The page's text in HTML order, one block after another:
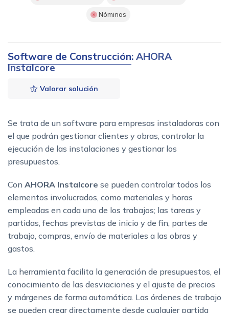
Nóminas
Software de Construcción: AHORA
Instalcore
Valorar solución
Se trata de un software para empresas instaladoras con
el que podrán gestionar clientes y obras, controlar la
ejecución de las instalaciones y gestionar los
presupuestos.
Con AHORA Instalcore se pueden controlar todos los
elementos involucrados, como materiales y horas
empleadas en cada uno de los trabajos; las tareas y
partidas, fechas previstas de inicio y de fin, partes de
trabajo, compras, envío de materiales a las obras y
gastos.
La herramienta facilita la generación de presupuestos, el
conocimiento de las desviaciones y el ajuste de precios
y márgenes de forma automática. Las órdenes de trabajo
se pueden crear directamente desde cualquier partida